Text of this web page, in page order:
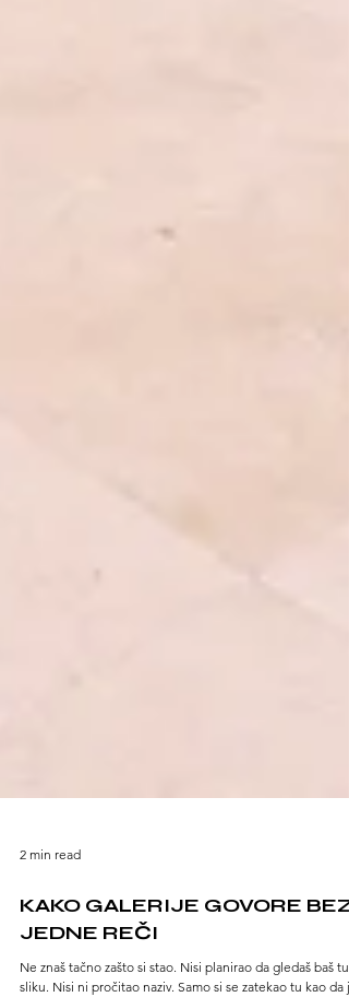
2 min read
KAKO GALERIJE GOVORE BEZ